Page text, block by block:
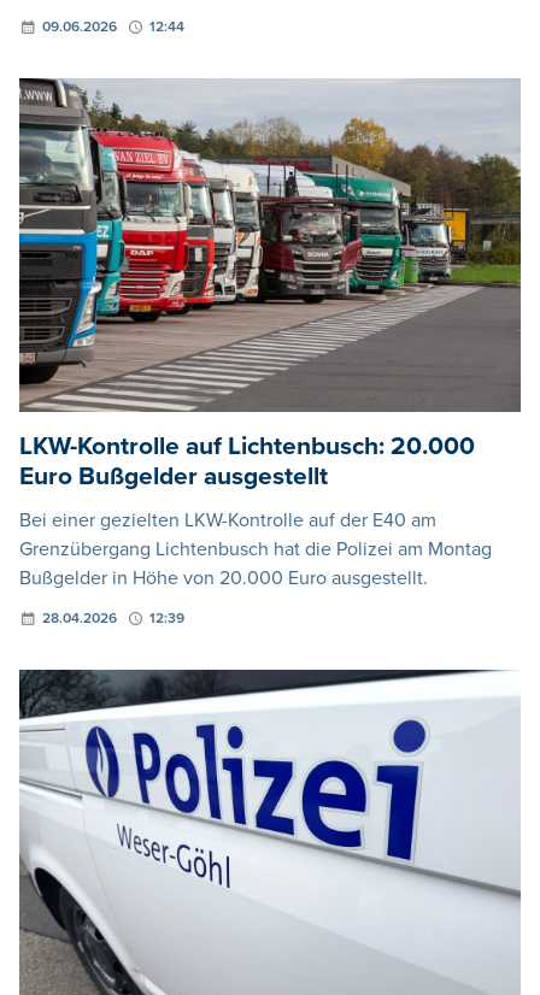
09.06.2026 12:44
LKW-Kontrolle auf Lichtenbusch: 20.000
Euro Bußgelder ausgestellt
Bei einer gezielten LKW-Kontrolle auf der E40 am
Grenzübergang Lichtenbusch hat die Polizei am Montag
Bußgelder in Höhe von 20.000 Euro ausgestellt.
28.04.2026 12:39